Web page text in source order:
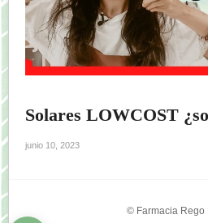
Solares LOWCOST
junio 10, 2023
© Farmacia Rego